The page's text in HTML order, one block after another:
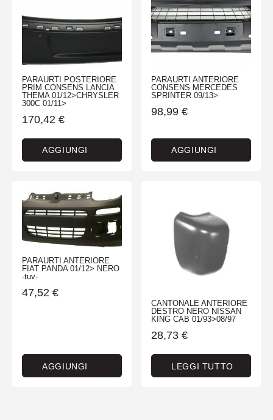
PARAURTI POSTERIORE
PRIM CONSENS LANCIA
THEMA 01/12>CHRYSLER
300C 01/11>
170,42 €
AGGIUNGI
PARAURTI ANTERIORE
CONSENS MERCEDES
SPRINTER 09/13>
98,99 €
AGGIUNGI
PARAURTI ANTERIORE
FIAT PANDA 01/12> NERO
-tuv-
47,52 €
AGGIUNGI
CANTONALE ANTERIORE
DESTRO NERO NISSAN
KING CAB 01/93>08/97
28,73 €
LEGGI TUTTO